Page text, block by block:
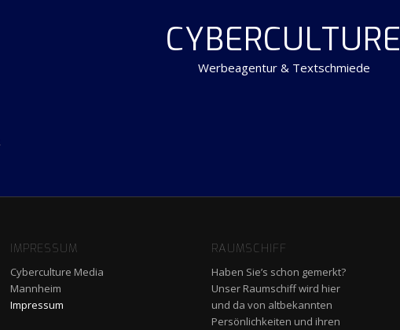
CYBERCULTURE
Werbeagentur & Textschmiede
IMPRESSUM
Cyberculture Media
Mannheim
Impressum
RAUMSCHIFF
Haben Sie’s schon gemerkt?
Unser Raumschiff wird hier
und da von altbekannten
Persönlichkeiten und ihren